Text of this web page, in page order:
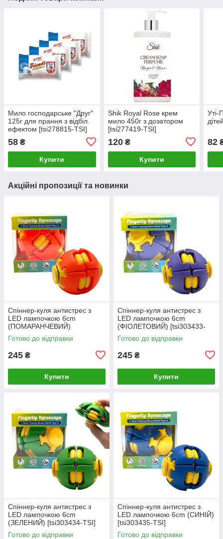
Мило господарське "Друг"
125г для прання з відбіл.
ефектом [tsi278815-TSI]
58 ₴
Купити
Shik Royal Rose крем
мило 450г з дозатором
[tsi277419-TSI]
120₴
Купити
Уті-
82
Акційні пропозиції та новинки
Спіннер-куля антистрес з
LED лампочкою 6cm
(ПОМАРАНЧЕВИЙ)
[tsi303432-TSI]
Готово до відправки
245 ₴
Купити
Спіннер-куля антистрес з
LED лампочкою 6cm
(ФІОЛЕТОВИЙ) [tsi303433-
TSI]
Готово до відправки
245 ₴
Купити
Спіннер-куля антистрес з
LED лампочкою 6cm
(ЗЕЛЕНИЙ) [tsi303434-TSI]
Готово до відправки
Спіннер-куля антистрес з
LED лампочкою 6cm (СИНІЙ)
[tsi303435-TSI]
Готово до відправки